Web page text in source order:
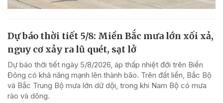
Dự báo thời tiết 5/8: Miền Bắc mưa lớn xối xả,
nguy cơ xảy ra lũ quét, sạt lở
Dự báo thời tiết ngày 5/8/2026, áp thấp nhiệt đới trên Biển
Đông có khả năng mạnh lên thành bão. Trên đất liền, Bắc Bộ
và Bắc Trung Bộ mưa lớn dữ dội, trong khi Nam Bộ có mưa
rào và dông.